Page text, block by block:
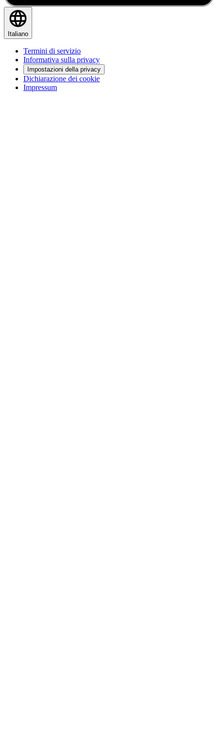
Italiano
Termini di servizio
Informativa sulla privacy
Impostazioni della privacy
Dichiarazione dei cookie
Impressum